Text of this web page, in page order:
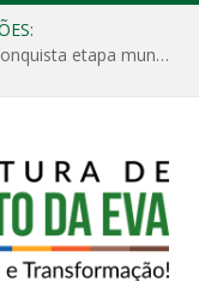
Escola Municipal Divino Espírito Santo conquista etapa municipal da V Feira Amazonense de Matemática